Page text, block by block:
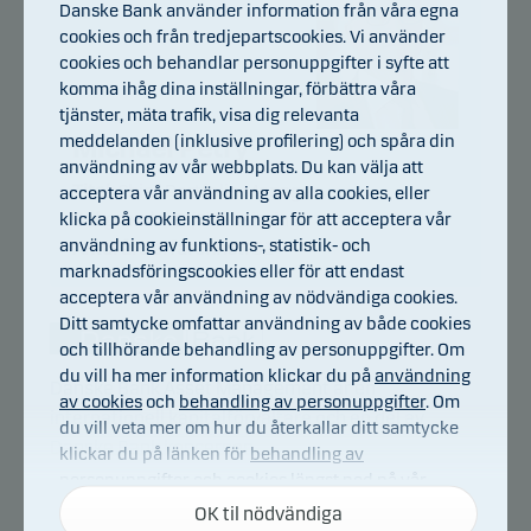
Michael Petry
Titel:Chief Portfolio Manager
Bakgrund:HD (Finansiering)
Antal års erfarenhet:31
Danske Bank Asset Management är en
internationell kapitalförvaltare och en del av
Danske Bank koncernen.
Danske Bank Asset Management är primär
Danske Bank använder information från våra egna
cookies och från tredjepartscookies. Vi använder
cookies och behandlar personuppgifter i syfte att
komma ihåg dina inställningar, förbättra våra
tjänster, mäta trafik, visa dig relevanta
meddelanden (inklusive profilering) och spåra din
användning av vår webbplats. Du kan välja att
acceptera vår användning av alla cookies, eller
klicka på cookieinställningar för att acceptera vår
användning av funktions-, statistik- och
marknadsföringscookies eller för att endast
acceptera vår användning av nödvändiga cookies.
Ditt samtycke omfattar användning av både cookies
och tillhörande behandling av personuppgifter. Om
du vill ha mer information klickar du påanvändning
av cookiesoch behandling av personuppgifter. Om
du vill veta mer om hur du återkallar ditt samtycke
klickar du på länken för behandling av
webbplats.
OK til nödvändiga